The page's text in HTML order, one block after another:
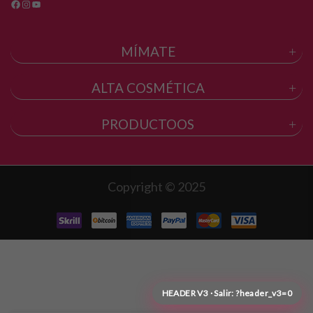
MÍMATE
ALTA COSMÉTICA
PRODUCTOOS
Copyright © 2025